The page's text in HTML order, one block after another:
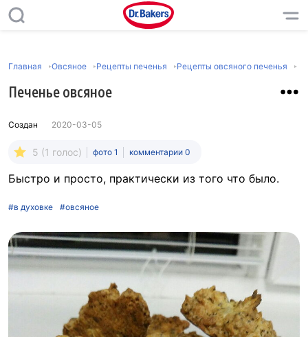
Главная Овсяное Рецепты печенья Рецепты овсяного печенья
Печенье овсяное
Создан 2020-03-05
5 (1 голос) фото 1 комментарии 0
Быстро и просто, практически из того что было.
#в духовке #овсяное